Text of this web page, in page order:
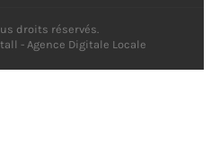
droits réservés.
- Agence Digitale Locale